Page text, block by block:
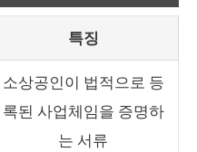
특징
소상공인이 법적으로 등
록된 사업체임을 증명하
는 서류